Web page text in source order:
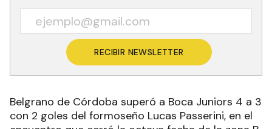
RECIBIR NEWSLETTER
Belgrano de Córdoba superó a Boca Juniors 4 a 3
con 2 goles del formoseño Lucas Passerini, en el